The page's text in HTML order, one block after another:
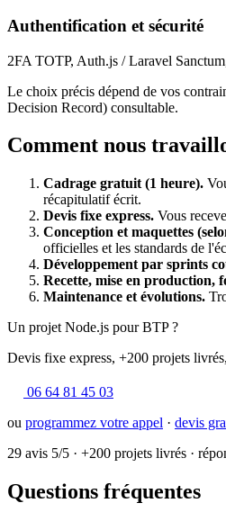
Authentification et sécurité
2FA TOTP, Auth.js / Laravel
Le choix précis dépend de vos
Decision Record) consultable.
Comment nous
Cadrage gratuit (1 heure).
récapitulatif écrit.
Devis fixe express. Vous
Conception et maquettes
officielles et les standards de
Développement par sprints
Recette, mise en production,
Maintenance et évolutions.
Un projet Node.js pour BTP ?
Devis fixe express, +200 projets
06 64 81 45 03
ou programmez votre appel · devis
29 avis 5/5 · +200 projets livrés ·
Questions fréquentes